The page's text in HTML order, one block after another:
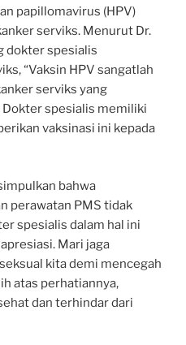
papillomavirus (HPV)
serviks. Menurut Dr.
dokter spesialis
“Vaksin HPV sangatlah
serviks yang
Dokter spesialis memiliki
vaksinasi ini kepada
bahwa
perawatan PMS tidak
spesialis dalam hal ini
Mari jaga
kita demi mencegah
atas perhatiannya,
dan terhindar dari